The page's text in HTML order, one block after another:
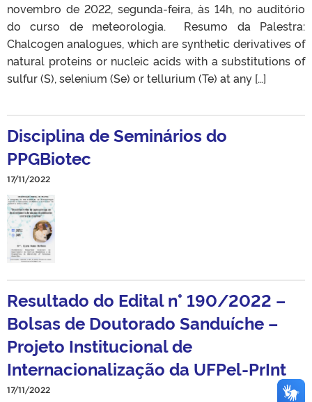
novembro de 2022, segunda-feira, às 14h, no auditório
do curso de meteorologia. Resumo da Palestra:
Chalcogen analogues, which are synthetic derivatives of
natural proteins or nucleic acids with a substitutions of
sulfur (S), selenium (Se) or tellurium (Te) at any […]
Disciplina de Seminários do
PPGBiotec
17/11/2022
Resultado do Edital n° 190/2022 –
Bolsas de Doutorado Sanduíche –
Projeto Institucional de
Internacionalização da UFPel-PrInt
17/11/2022